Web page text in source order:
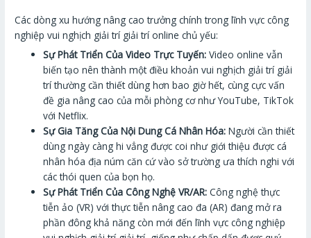
Các dòng xu hướng nâng cao trưởng chính trong lĩnh vực công
nghiệp vui nghịch giải trí giải trí online chủ yếu:
Sự Phát Triển Của Video Trực Tuyến: Video online vẫn
biến tạo nên thành một điều khoản vui nghịch giải trí giải
trí thường cần thiết dùng hơn bao giờ hết, cùng cực vấn
đề gia nâng cao của mỗi phòng cơ như YouTube, TikTok
với Netflix.
Sự Gia Tăng Của Nội Dung Cá Nhân Hóa: Người cần thiết
dùng ngày càng hi vẳng được coi như giới thiệu được cá
nhân hóa địa núm căn cứ vào sở trường ưa thích nghi với
các thói quen của bọn họ.
Sự Phát Triển Của Công Nghệ VR/AR: Công nghệ thực
tiễn ảo (VR) với thực tiễn nâng cao đa (AR) đang mở ra
phần đông khả năng còn mới đến lĩnh vực công nghiệp